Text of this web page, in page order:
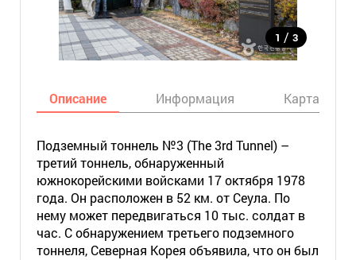
1 / 3
Описание Информация Карта
Подземный тоннель №3 (The 3rd Tunnel) –
третий тоннель, обнаруженный
южнокорейскими войсками 17 октября 1978
года. Он расположен в 52 км. от Сеула. По
нему может передвигаться 10 тыс. солдат в
час. С обнаружением третьего подземного
тоннеля, Северная Корея объявила, что он был